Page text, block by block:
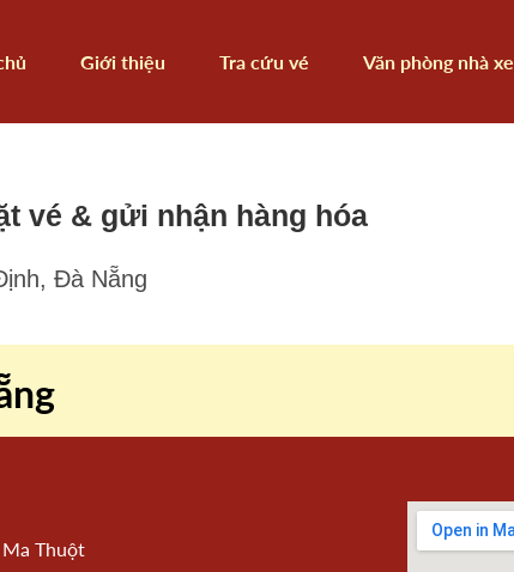
Giới thiệu Tra cứu vé Văn phòng nhà xe
vé & gửi nhận hàng hóa
Đà Nẵng
Ma Thuột